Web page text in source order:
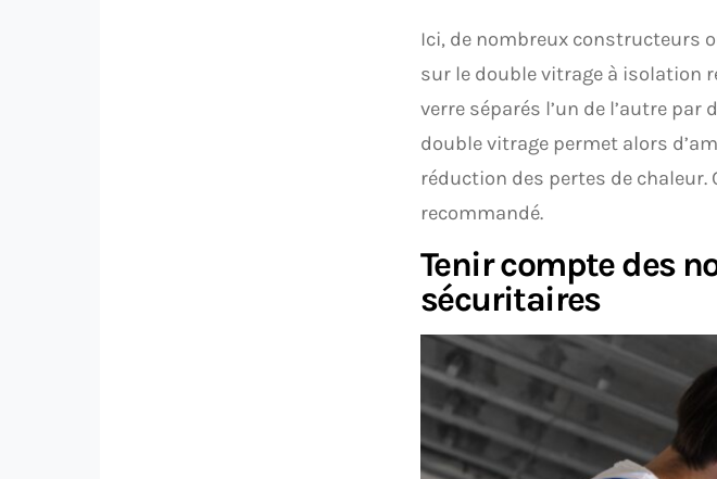
Ici, de nombreux constructeurs
sur le double vitrage à isolation
verre séparés l’un de l’autre par
double vitrage permet alors
réduction des pertes de chaleur.
recommandé.
Tenir compte des
sécuritaires